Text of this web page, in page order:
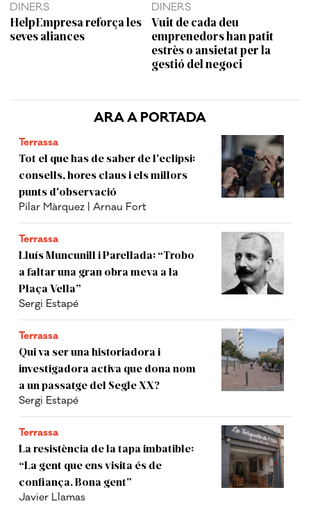
ARA A PORTADA
Terrassa
Tot el que has de saber de l'eclipsi:
consells, hores claus i els millors
punts d'observació
Pilar Màrquez | Arnau Fort
Terrassa
Lluís Muncunill i Parellada: “Trobo
a faltar una gran obra meva a la
Plaça Vella”
Sergi Estapé
Terrassa
Qui va ser una historiadora i
investigadora activa que dona nom
a un passatge del Segle XX?
Sergi Estapé
Terrassa
La resistència de la tapa imbatible:
“La gent que ens visita és de
confiança. Bona gent”
Javier Llamas
DINERS
HelpEmpresa reforça les
seves aliances
DINERS
Vuit de cada deu
emprenedors han patit
estrès o ansietat per la
gestió del negoci